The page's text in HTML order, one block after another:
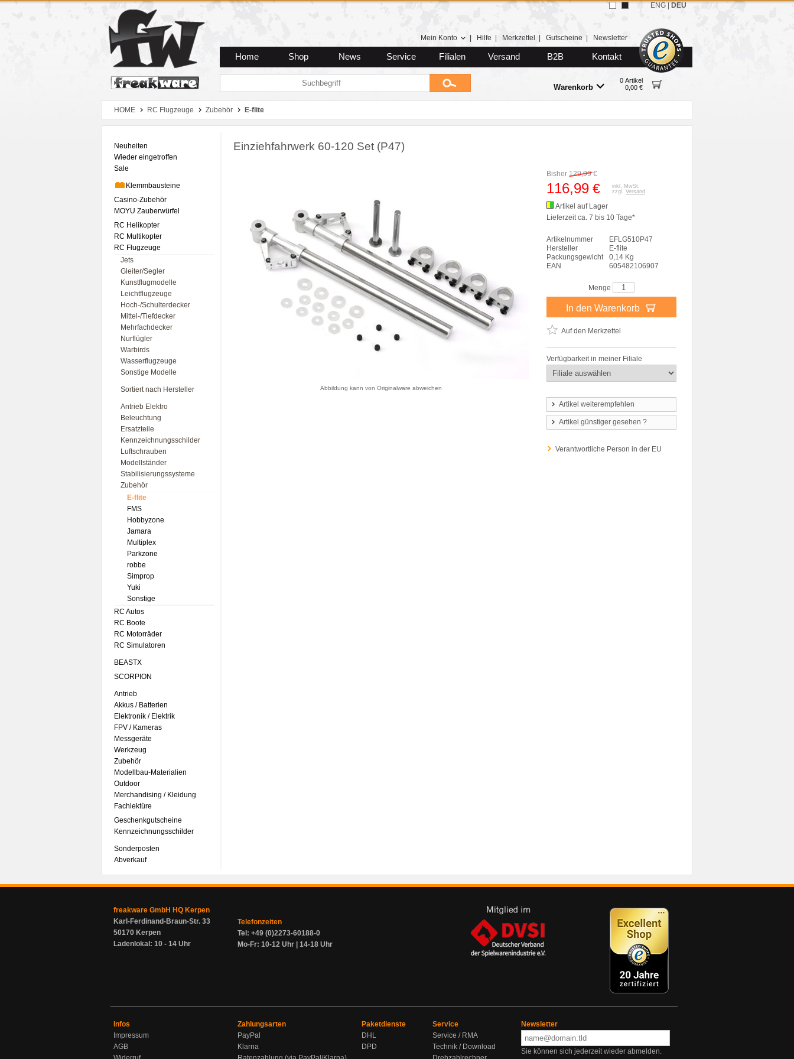
Zum Hauptmenue
Zum Seiteninhalt
Zum Warenkob
Mein Konto Hilfe Merkzettel Gutscheine Newsletter
Home Shop News Service Filialen Versand B2B Kontakt
Warenkorb
0 Artikel
0,00 €
ENG DEU
HOME RC Flugzeuge Zubehör E-flite
Neuheiten
Wieder eingetroffen
Sale
Klemmbausteine
Casino-Zubehör
MOYU Zauberwürfel
RC Helikopter
RC Multikopter
RC Flugzeuge
Jets
Gleiter/Segler
Kunstflugmodelle
Leichtflugzeuge
Hoch-/Schulterdecker
Mittel-/Tiefdecker
Mehrfachdecker
Nurflügler
Warbirds
Wasserflugzeuge
Sonstige Modelle
Sortiert nach Hersteller
Antrieb Elektro
Beleuchtung
Ersatzteile
Kennzeichnungsschilder
Luftschrauben
Modellständer
Stabilisierungssysteme
Zubehör
E-flite
FMS
Hobbyzone
Jamara
Multiplex
Parkzone
robbe
Simprop
Yuki
Sonstige
RC Autos
RC Boote
RC Motorräder
RC Simulatoren
BEASTX
SCORPION
Antrieb
Akkus / Batterien
Elektronik / Elektrik
FPV / Kameras
Messgeräte
Werkzeug
Zubehör
Modellbau-Materialien
Outdoor
Merchandising / Kleidung
Fachlektüre
Geschenkgutscheine
Kennzeichnungsschilder
Sonderposten
Abverkauf
Einziehfahrwerk 60-120 Set (P47)
Abbildung kann von Originalware abweichen
Bisher 129,99€
116,99 €
inkl. MwSt.
zzgl. Versand
Artikel auf Lager
Lieferzeit ca. 7 bis 10 Tage*
Artikelnummer
EFLG510P47
Hersteller
E-flite
Packungsgewicht
0,14 Kg
EAN
605482106907
Menge
In den Warenkorb
Auf den Merkzettel
Verfügbarkeit in meiner Filiale
Artikel weiterempfehlen
Artikel günstiger gesehen ?
Verantwortliche Person in der EU
freakware GmbH HQ Kerpen
Karl-Ferdinand-Braun-Str. 33
50170 Kerpen
Ladenlokal: 10 - 14 Uhr
Telefonzeiten
Tel: +49 (0)2273-60188-0
Mo-Fr: 10-12 Uhr | 14-18 Uhr
Infos
Impressum
AGB
Zahlungsarten
PayPal
Klarna
Paketdienste
DHL
DPD
Service
Service / RMA
Technik / Download
Newsletter
Sie können sich jederzeit wieder abmelden.